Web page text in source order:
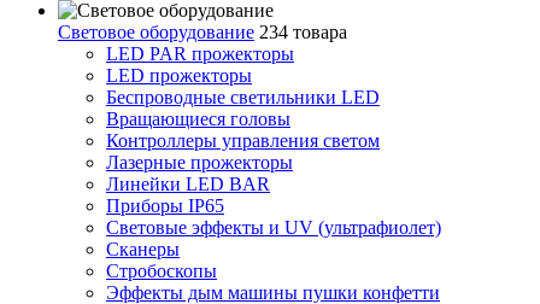
Световое оборудование 234 товара
LED PAR прожекторы
LED прожекторы
Беспроводные светильники LED
Вращающиеся головы
Контроллеры управления светом
Лазерные прожекторы
Линейки LED BAR
Приборы IP65
Световые эффекты и UV (ультрафиолет)
Сканеры
Стробоскопы
Эффекты дым машины пушки конфетти